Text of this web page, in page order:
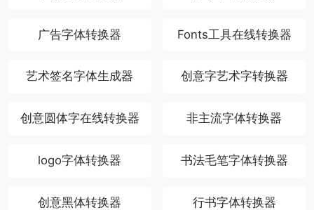
广告字体转换器 Fonts工具在线转换器
艺术签名字体生成器 创意字艺术字转换器
创意圆体字在线转换器 非主流字体转换器
logo字体转换器 书法毛笔字体转换器
创意黑体转换器 行书字体转换器